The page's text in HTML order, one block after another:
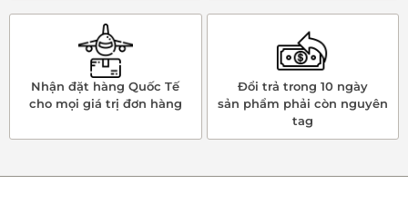
Nhận đặt hàng Quốc Tế
cho mọi giá trị đơn hàng
Đổi trả trong 10 ngày
sản phẩm phải còn nguyên
tag